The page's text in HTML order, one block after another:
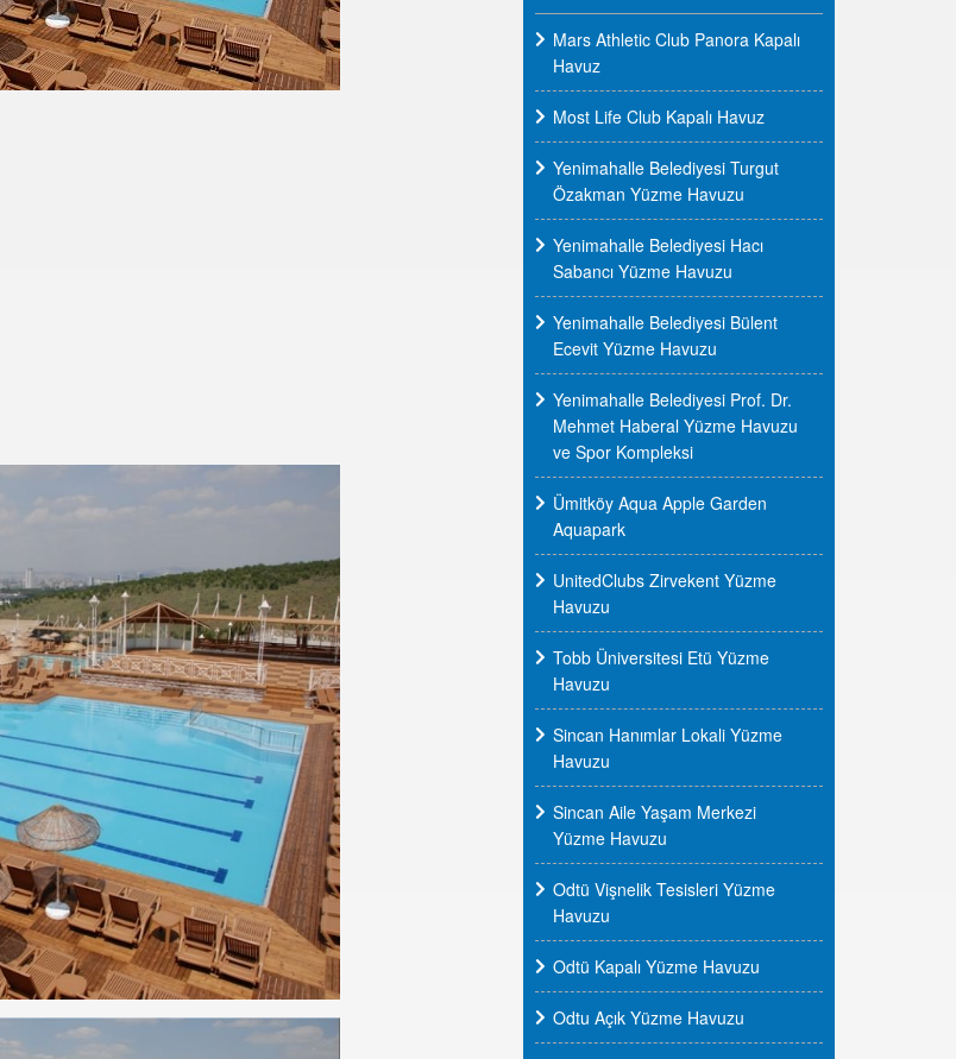
Mars Athletic Club Panora Kapalı
Havuz
Most Life Club Kapalı Havuz
Yenimahalle Belediyesi Turgut
Özakman Yüzme Havuzu
Yenimahalle Belediyesi Hacı
Sabancı Yüzme Havuzu
Yenimahalle Belediyesi Bülent
Ecevit Yüzme Havuzu
Yenimahalle Belediyesi Prof. Dr.
Mehmet Haberal Yüzme Havuzu
ve Spor Kompleksi
Ümitköy Aqua Apple Garden
Aquapark
UnitedClubs Zirvekent Yüzme
Havuzu
Tobb Üniversitesi Etü Yüzme
Havuzu
Sincan Hanımlar Lokali Yüzme
Havuzu
Sincan Aile Yaşam Merkezi
Yüzme Havuzu
Odtü Vişnelik Tesisleri Yüzme
Havuzu
Odtü Kapalı Yüzme Havuzu
Odtu Açık Yüzme Havuzu